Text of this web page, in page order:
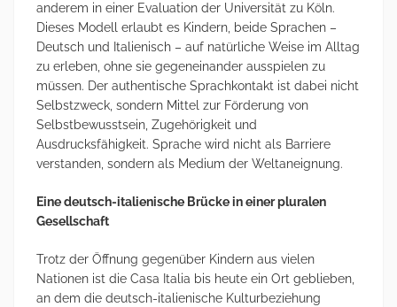
anderem in einer Evaluation der Universität zu Köln.
Dieses Modell erlaubt es Kindern, beide Sprachen –
Deutsch und Italienisch – auf natürliche Weise im Alltag
zu erleben, ohne sie gegeneinander ausspielen zu
müssen. Der authentische Sprachkontakt ist dabei nicht
Selbstzweck, sondern Mittel zur Förderung von
Selbstbewusstsein, Zugehörigkeit und
Ausdrucksfähigkeit. Sprache wird nicht als Barriere
verstanden, sondern als Medium der Weltaneignung.
Eine deutsch-italienische Brücke in einer pluralen
Gesellschaft
Trotz der Öffnung gegenüber Kindern aus vielen
Nationen ist die Casa Italia bis heute ein Ort geblieben,
an dem die deutsch-italienische Kulturbeziehung